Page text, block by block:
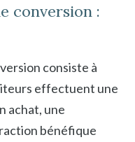
conversion :
consiste à
effectuent une
achat, une
bénéfique